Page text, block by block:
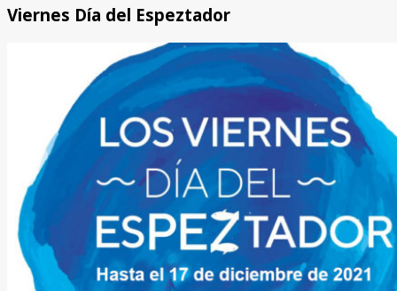
Viernes Día del Espeztador